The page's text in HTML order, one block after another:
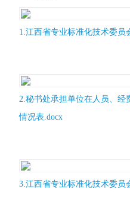
1.江西省专业标准化技术委员
2.秘书处承担单位在人员、
情况表.docx
3.江西省专业标准化技术委员